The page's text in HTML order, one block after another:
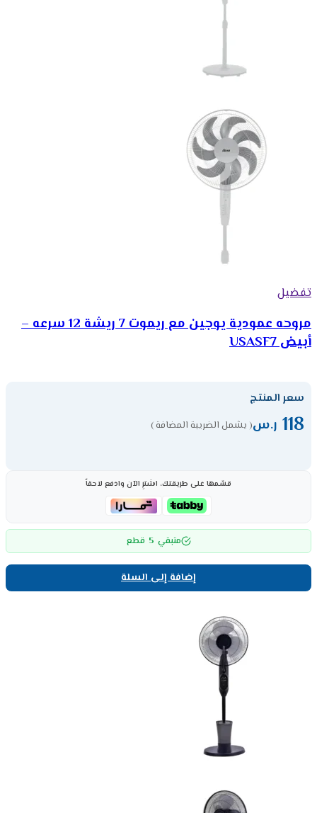
تفضيل
مروحه عمودية يوجين مع ريموت 7 ريشة 12 سرعه –
أبيض USASF7
سعر المنتج
118 ر.س( يشمل الضريبة المضافة )
قسّمها على طريقتك، اشترِ الآن وادفع لاحقاً
متبقي 5 قطع
إضافة إلى السلة